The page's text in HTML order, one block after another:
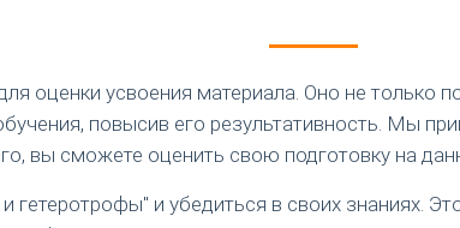
оценки усвоения материала. Оно не только
повысив его результативность. Мы
вы сможете оценить свою подготовку на
гетеротрофы" и убедиться в своих знаниях.